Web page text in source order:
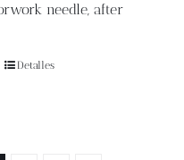
needle, after
Detalles